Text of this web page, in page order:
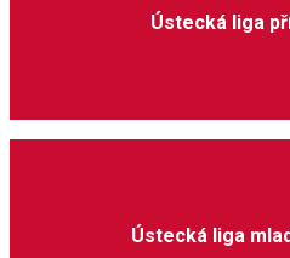
Ústecká liga
Ústecká liga